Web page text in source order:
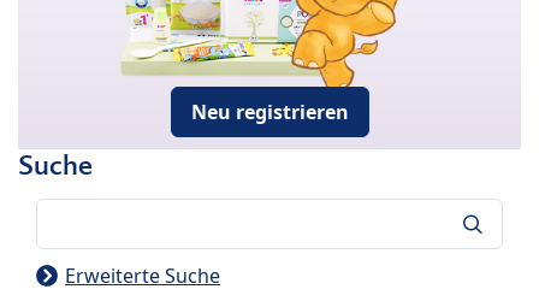
Neu registrieren
Suche
Erweiterte Suche